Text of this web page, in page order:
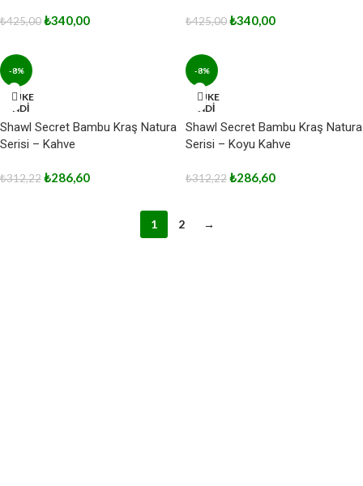
₺425,00₺340,00 ₺425,00₺340,00
-8%
TÜKE
NDİ
Shawl Secret Bambu Kraş Natura
Serisi – Kahve
₺312,22₺286,60
-8%
TÜKE
NDİ
Shawl Secret Bambu Kraş Natura
Serisi – Koyu Kahve
₺312,22₺286,60
1 2 →